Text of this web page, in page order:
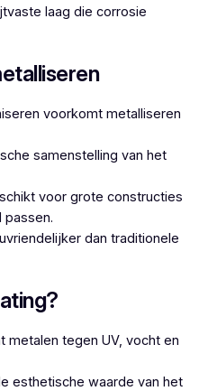
laag die corrosie
voorkomt metalliseren
samenstelling van het
voor grote constructies
passen.
dan traditionele
metalen tegen UV, vocht en
esthetische waarde van het